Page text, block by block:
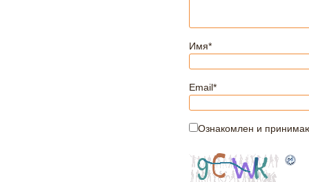
Имя*
Email*
Ознакомлен и